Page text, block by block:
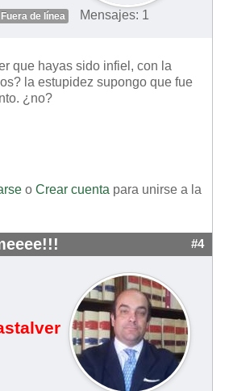
Fuera de línea Mensajes: 1
que hayas sido infiel, con la
la estupidez supongo que fue
¿no?
o Crear cuenta para unirse a la
#4